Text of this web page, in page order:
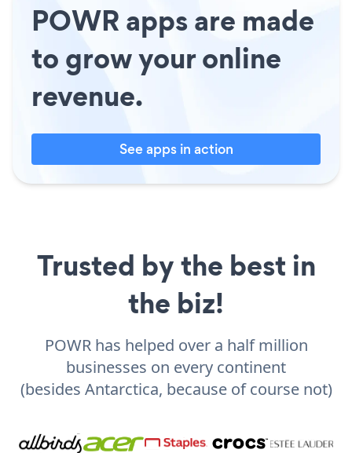
POWR apps are made
to grow your online
revenue.
See apps in action
Trusted by the best in
the biz!
POWR has helped over a half million
businesses on every continent
(besides Antarctica, because of course not)